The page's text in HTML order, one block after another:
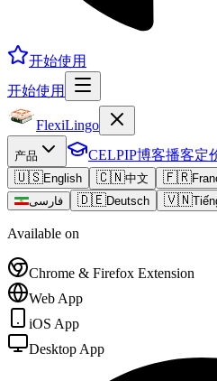
开始使用
开始使用
FlexiLingo
产品 CELPIP博客播客定
🇺🇸English 🇨🇳中文 🇫🇷
فارسی
🇩🇪Deutsch 🇻🇳
Available on
Chrome & Firefox Extension
Web App
iOS App
Desktop App